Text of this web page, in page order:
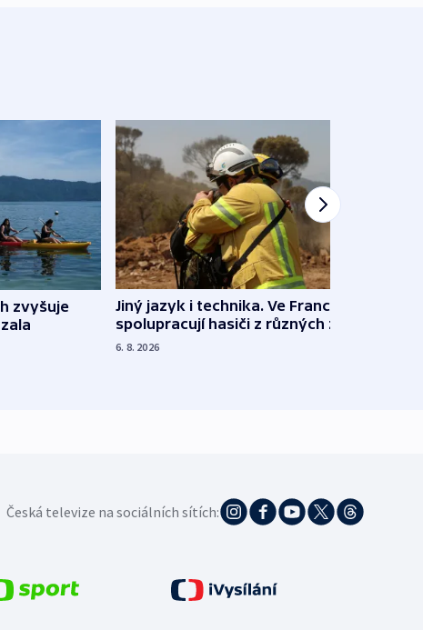
zvyšuje
Jiný jazyk i technika. Ve Francii
spolupracují hasiči z různých zemí
6. 8. 2026
Česká televize na sociálních sítích: